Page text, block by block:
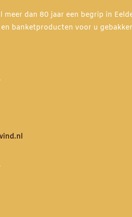
meer dan 80 jaar een begrip in
banketproducten voor u